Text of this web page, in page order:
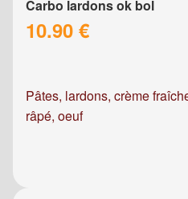
Carbo lardons ok bol
10.90 €
Pâtes, lardons, crème
râpé, oeuf